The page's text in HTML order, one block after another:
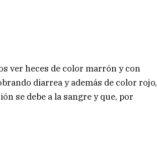
ver heces de color marrón y con
diarrea y además de color rojo,
se debe a la sangre y que, por